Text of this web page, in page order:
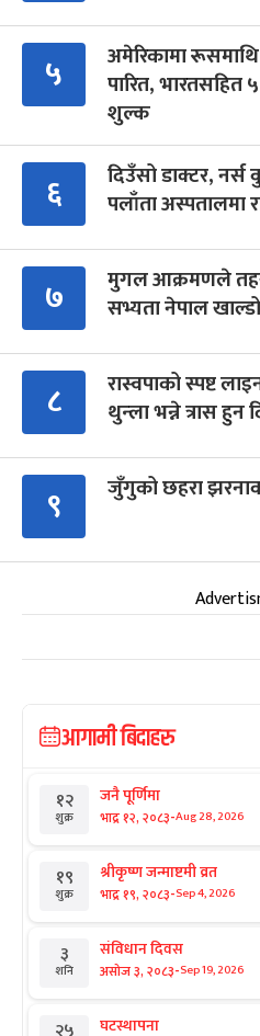
५
अमेरिकामा
पारित, भारतसहित
शुल्क
६
दिउँसो डाक्टर,
पलाँता अस्पतालमा
७
मुगल आक्रमणले
सभ्यता नेपाल
८
रास्वपाको स्पष्ट
थुन्ला भन्ने त्रास हुन
९ जुँगुको छहरा
आगामी बिदाहरु
१२
शुक्र
जनै पूर्णिमा
भाद्र १२, २०८३-Aug 28, 2026
१९
शुक्र
श्रीकृष्ण जन्माष्टमी व्रत
भाद्र १९, २०८३-Sep 4, 2026
३
शनि
संविधान दिवस
असोज ३, २०८३-Sep 19, 2026
घटस्थापना